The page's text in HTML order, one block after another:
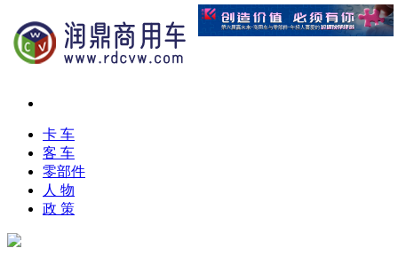
卡 车
客 车
零部件
人 物
政 策